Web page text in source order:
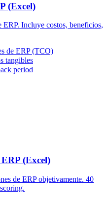
(Excel)
Incluye costos, beneficios,
de ERP (TCO)
tangibles
period
(Excel)
de ERP objetivamente. 40